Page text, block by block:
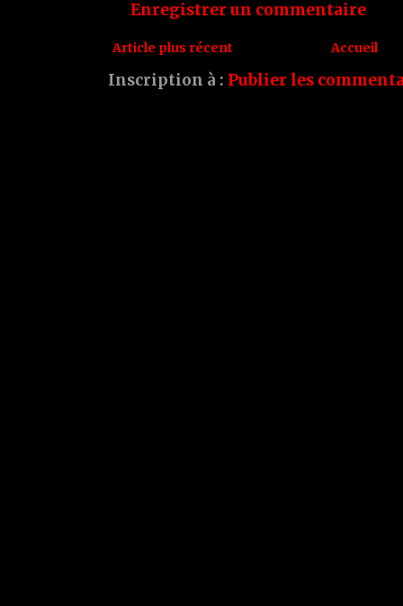
Enregistrer un commentaire
Article plus récent Accueil
Inscription à : Publier les